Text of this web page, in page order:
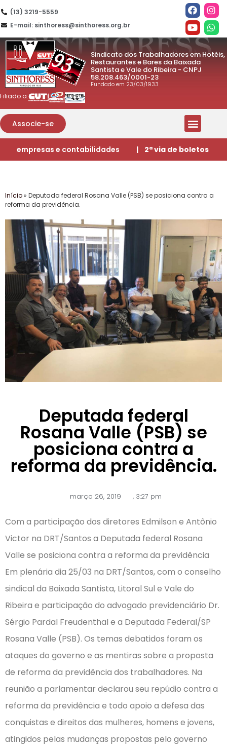
(13) 3219-5559
E-mail: sinthoress@sinthoress.org.br
Sindicato dos Trabalhadores em Hotéis,
Restaurantes e Bares da Baixada
Santista e Vale do Ribeira - CNPJ
58.208.463/0001-23
Fundado em 23/03/1933
Filiado a:
Associe-se
empresas e contabilidades | 2ª via de boletos
Início» Deputada federal Rosana Valle (PSB) se posiciona contra a
reforma da previdência.
Deputada federal
Rosana Valle (PSB) se
posiciona contra a
reforma da previdência.
março 26, 2019 ,3:27 pm
Com a participação dos diretores Edmilson e Antônio
Victor na DRT/Santos a Deputada federal Rosana
Valle se posiciona contra a reforma da previdência
Em plenária dia 25/03 na DRT/Santos, com o conselho
sindical da Baixada Santista, Litoral Sul e Vale do
Ribeira e participação do advogado previdenciário Dr.
Sérgio Pardal Freudenthal e a Deputada Federal/SP
Rosana Valle (PSB). Os temas debatidos foram os
ataques do governo e as mentiras sobre a proposta
de reforma da previdência dos trabalhadores. Na
reunião a parlamentar declarou seu repúdio contra a
reforma da previdência e todo apoio a defesa das
conquistas e direitos das mulheres, homens e jovens,
atingidos pelas mudanças propostas pelo governo